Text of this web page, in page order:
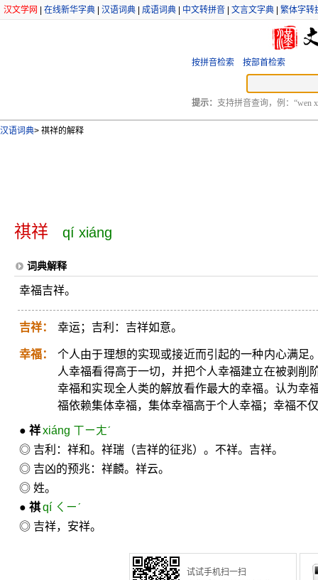
汉文学网 在线新华字典 汉语词典 成语词典 中文转拼音 文言文字典 繁体字转
按拼音检索 按部首检索
提示： 支持拼音查询，例：“wen
汉语词典> 祺祥的解释
祺祥 qí xiáng
词典解释
幸福吉祥。
吉祥： 幸运；吉利：吉祥如意。
幸福：
个人由于理想的实现或接近而引起的一种内心满足
人幸福看得高于一切，并把个人幸福建立在被剥削
幸福和实现全人类的解放看作最大的幸福。认为幸
福依赖集体幸福，集体幸福高于个人幸福；幸福不
● 祥xiáng ㄒㄧㄤˊ
◎ 吉利：祥和。祥瑞（吉祥的征兆）。不祥。吉祥。
◎ 吉凶的预兆：祥麟。祥云。
◎ 姓。
● 祺qí ㄑㄧˊ
◎ 吉祥，安祥。
试试手机扫一扫